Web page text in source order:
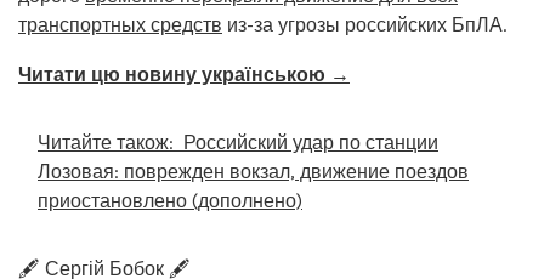
транспортных средств из-за угрозы российских БпЛА.
Читати цю новину українською →
Читайте також: Российский удар по станции
Лозовая: поврежден вокзал, движение поездов
приостановлено (дополнено)
🖋️ Сергій Бобок 🖋️